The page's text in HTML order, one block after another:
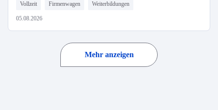
Vollzeit Firmenwagen Weiterbildungen
05.08.2026
Mehr anzeigen